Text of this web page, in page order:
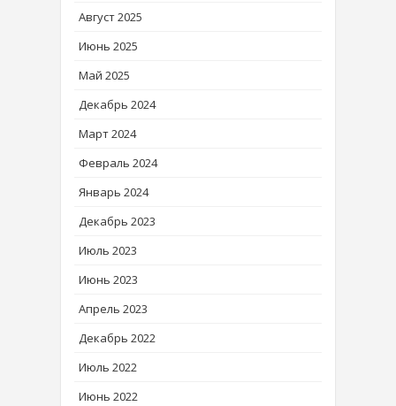
Август 2025
Июнь 2025
Май 2025
Декабрь 2024
Март 2024
Февраль 2024
Январь 2024
Декабрь 2023
Июль 2023
Июнь 2023
Апрель 2023
Декабрь 2022
Июль 2022
Июнь 2022